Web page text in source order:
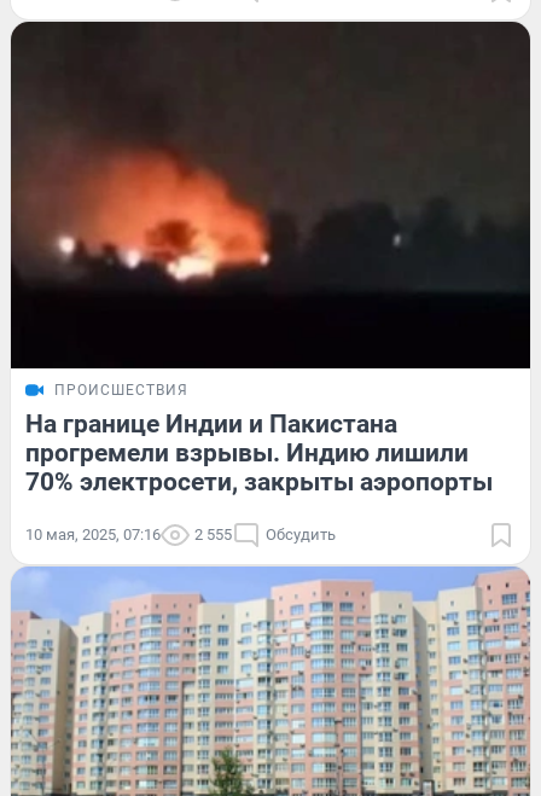
ПРОИСШЕСТВИЯ
На границе Индии и Пакистана
прогремели взрывы. Индию лишили
70% электросети, закрыты аэропорты
10 мая, 2025, 07:16 2 555 Обсудить